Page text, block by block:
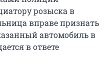
розыска в
вправе признать
автомобиль в
в ответе